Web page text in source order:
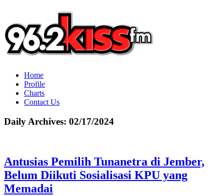
Home
Profile
Charts
Contact Us
Daily Archives: 02/17/2024
Antusias Pemilih Tunanetra di Jember,
Belum Diikuti Sosialisasi KPU yang
Memadai